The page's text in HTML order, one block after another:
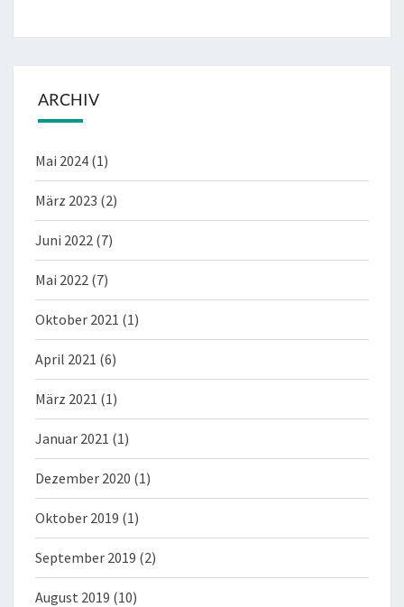
ARCHIV
Mai 2024 (1)
März 2023 (2)
Juni 2022 (7)
Mai 2022 (7)
Oktober 2021 (1)
April 2021 (6)
März 2021 (1)
Januar 2021 (1)
Dezember 2020 (1)
Oktober 2019 (1)
September 2019 (2)
August 2019 (10)